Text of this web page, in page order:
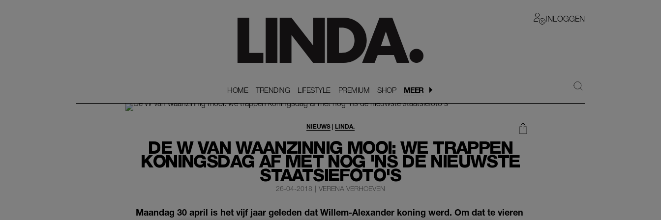
INLOGGEN
HOME
HOME TRENDING
TRENDING LIFESTYLE
LIFESTYLE PREMIUM
PREMIUM SHOP
SHOP MEER
DE W VAN WAANZINNIG MOOI: WE TRAPPEN
KONINGSDAG AF MET NOG 'NS DE NIEUWSTE
STAATSIEFOTO'S
NIEUWS | LINDA.
26-04-2018 | VERENA VERHOEVEN
Maandag 30 april is het vijf jaar geleden dat Willem-Alexander koning werd. Om dat te vieren